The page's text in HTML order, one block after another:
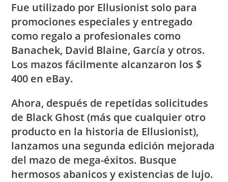
Fue utilizado por Ellusionist solo para
promociones especiales y entregado
como regalo a profesionales como
Banachek, David Blaine, García y otros.
Los mazos fácilmente alcanzaron los $
400 en eBay.
Ahora, después de repetidas solicitudes
de Black Ghost (más que cualquier otro
producto en la historia de Ellusionist),
lanzamos una segunda edición mejorada
del mazo de mega-éxitos. Busque
hermosos abanicos y existencias de lujo.